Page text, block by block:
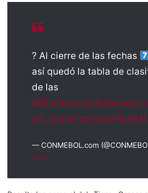
? Al cierre de las fechas
así quedó la tabla de
de las
pic.twitter.com/
— CONMEBOL.com
2021